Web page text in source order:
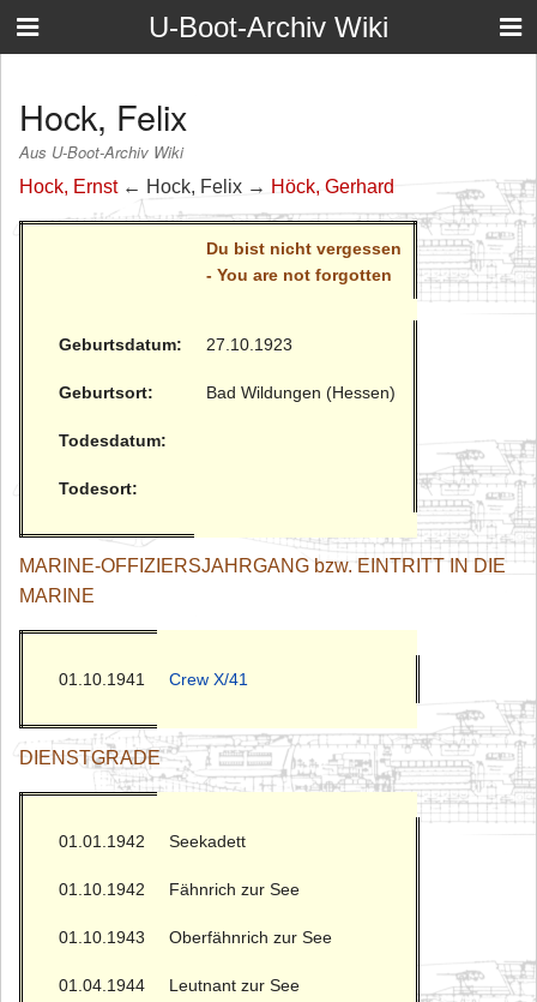
U-Boot-Archiv Wiki
Hock, Felix
Aus U-Boot-Archiv Wiki
Hock, Ernst← Hock, Felix → Höck, Gerhard
Du bist nicht vergessen
- You are not forgotten
Geburtsdatum: 27.10.1923
Geburtsort: Bad Wildungen (Hessen)
Todesdatum:
Todesort:
MARINE-OFFIZIERSJAHRGANG bzw. EINTRITT IN DIE
MARINE
01.10.1941 Crew X/41
DIENSTGRADE
01.01.1942 Seekadett
01.10.1942 Fähnrich zur See
01.10.1943 Oberfähnrich zur See
01.04.1944 Leutnant zur See